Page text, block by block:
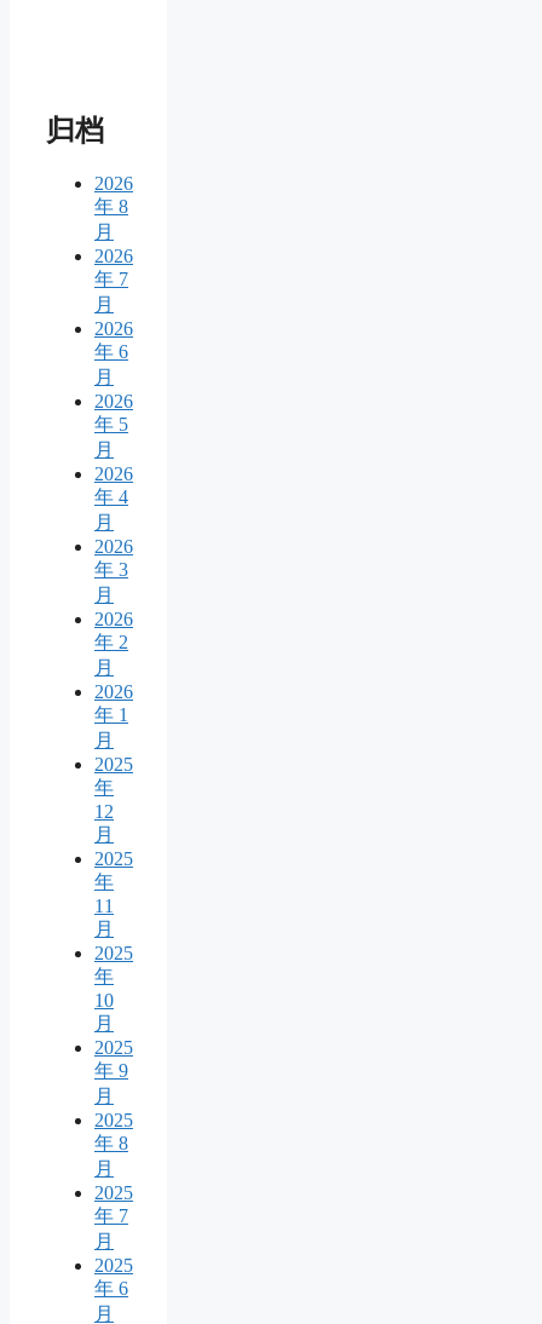
归档
2026
年 8
月
2026
年 7
月
2026
年 6
月
2026
年 5
月
2026
年 4
月
2026
年 3
月
2026
年 2
月
2026
年 1
月
2025
年
12
月
2025
年
11
月
2025
年
10
月
2025
年 9
月
2025
年 8
月
2025
年 7
月
2025
年 6
月